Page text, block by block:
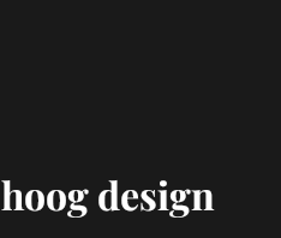
hoog design